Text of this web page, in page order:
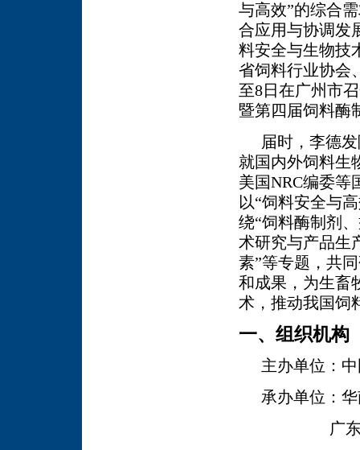
与高效”的综合
合应用与协调发
料安全与生物技
省饲料行业协会
至8日在广州市
暨第四届饲料酶
届时，李德
就国内外饲料生
美国NRC编委等
以“饲料安全与
绕“饲料酶制剂
术研究与产品生
素”等专题，共
和成果，为生畜
术，推动我国饲
一、组织机构
主办单位：
承办单位：
广